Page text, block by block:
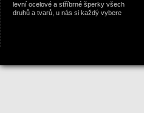
levní ocelové a stříbrné šperky všech
druhů a tvarů, u nás si každý vybere